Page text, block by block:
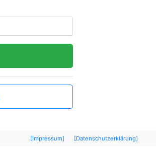
[Impressum] [Datenschutzerklärung]